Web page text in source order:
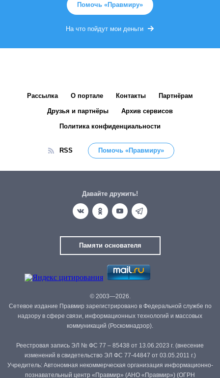
Помочь «Правмиру»
На что пойдут мои деньги
Рассылка О портале Контакты Партнёрам
Друзья и партнёры Архив сервисов
Политика конфиденциальности
RSS Помочь «Правмиру»
Давайте дружить!
Памяти основателя
© 2003—2026.
Сетевое издание Правмир зарегистрировано в Федеральной службе по
надзору в сфере связи, информационных технологий и массовых
коммуникаций (Роскомнадзор).
Реестровая запись ЭЛ № ФС 77 – 85438 от 13.06.2023 г. (внесение
изменений в свидетельство ЭЛ ФС 77-44847 от 03.05.2011 г.)
Учредитель: Автономная некоммерческая организация информационно-
познавательный центр «Правмир» (АНО «Правмир») (ОГРН